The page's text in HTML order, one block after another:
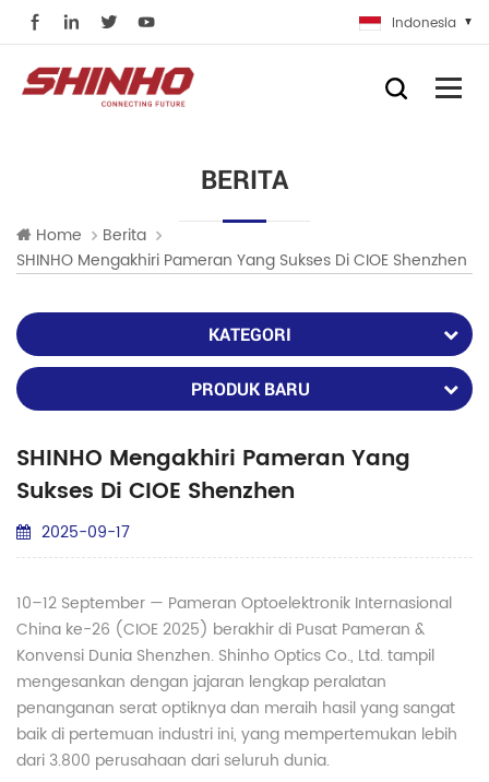
Indonesia
BERITA
Home
Berita
SHINHO Mengakhiri Pameran Yang Sukses Di CIOE Shenzhen
KATEGORI
PRODUK BARU
SHINHO Mengakhiri Pameran Yang
Sukses Di CIOE Shenzhen
2025-09-17
10–12 September — Pameran Optoelektronik Internasional
China ke-26 (CIOE 2025) berakhir di Pusat Pameran &
Konvensi Dunia Shenzhen. Shinho Optics Co., Ltd. tampil
mengesankan dengan jajaran lengkap peralatan
penanganan serat optiknya dan meraih hasil yang sangat
baik di pertemuan industri ini, yang mempertemukan lebih
dari 3.800 perusahaan dari seluruh dunia.